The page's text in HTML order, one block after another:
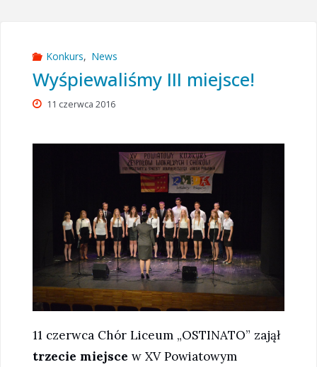
Konkurs, News
Wyśpiewaliśmy III miejsce!
11 czerwca 2016
11 czerwca Chór Liceum „OSTINATO” zajął
trzecie miejsce w XV Powiatowym